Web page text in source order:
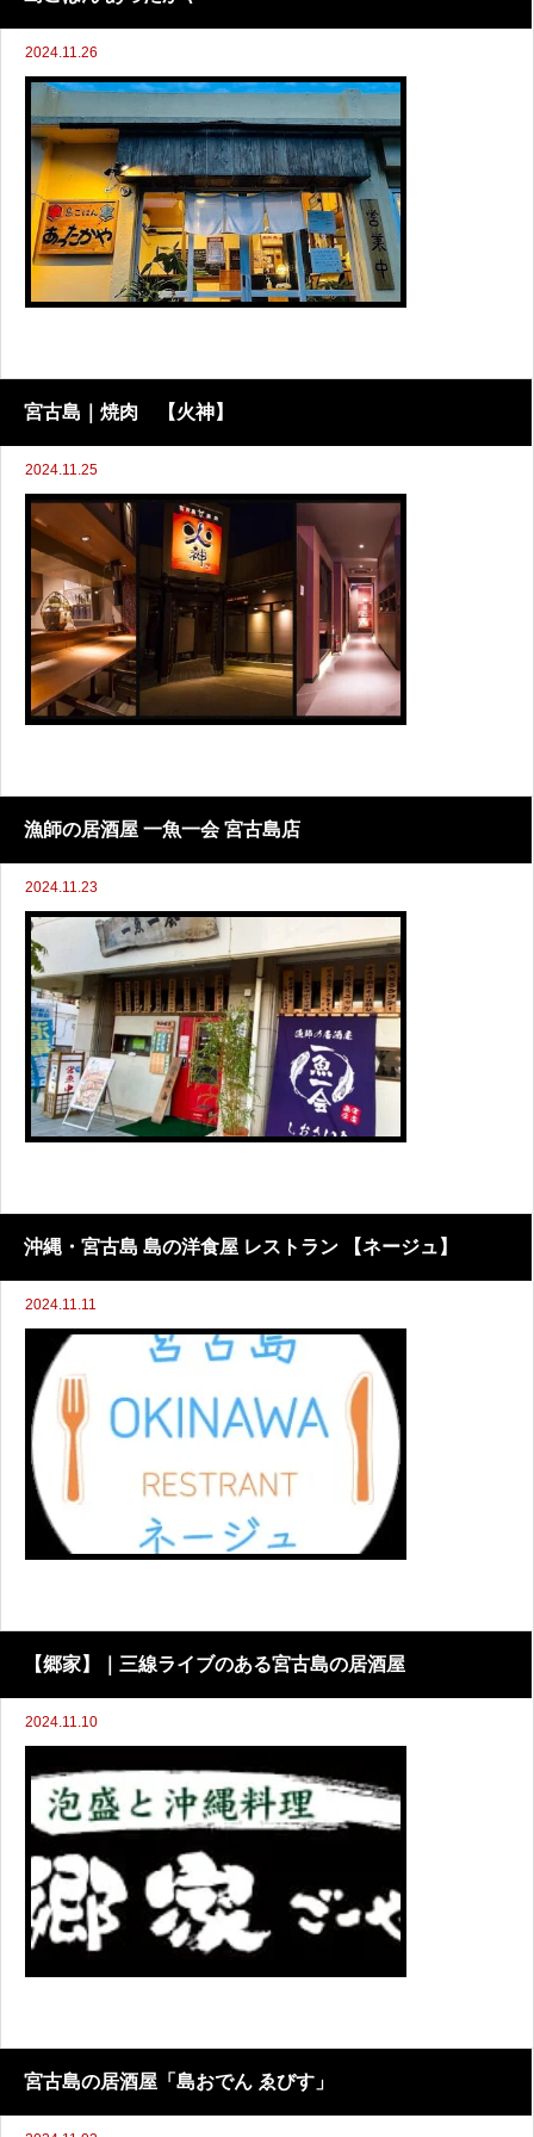
2024.11.26
宮古島｜焼肉 【火神】
2024.11.25
漁師の居酒屋 一魚一会 宮古島店
2024.11.23
沖縄・宮古島 島の洋食屋 レストラン 【ネージュ】
2024.11.11
【郷家】｜三線ライブのある宮古島の居酒屋
2024.11.10
宮古島の居酒屋「島おでん ゑびす」